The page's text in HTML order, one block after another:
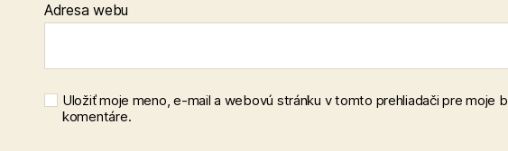
Adresa webu
Uložiť moje meno, e-mail a webovú stránku v tomto prehliadači pre moje
komentáre.